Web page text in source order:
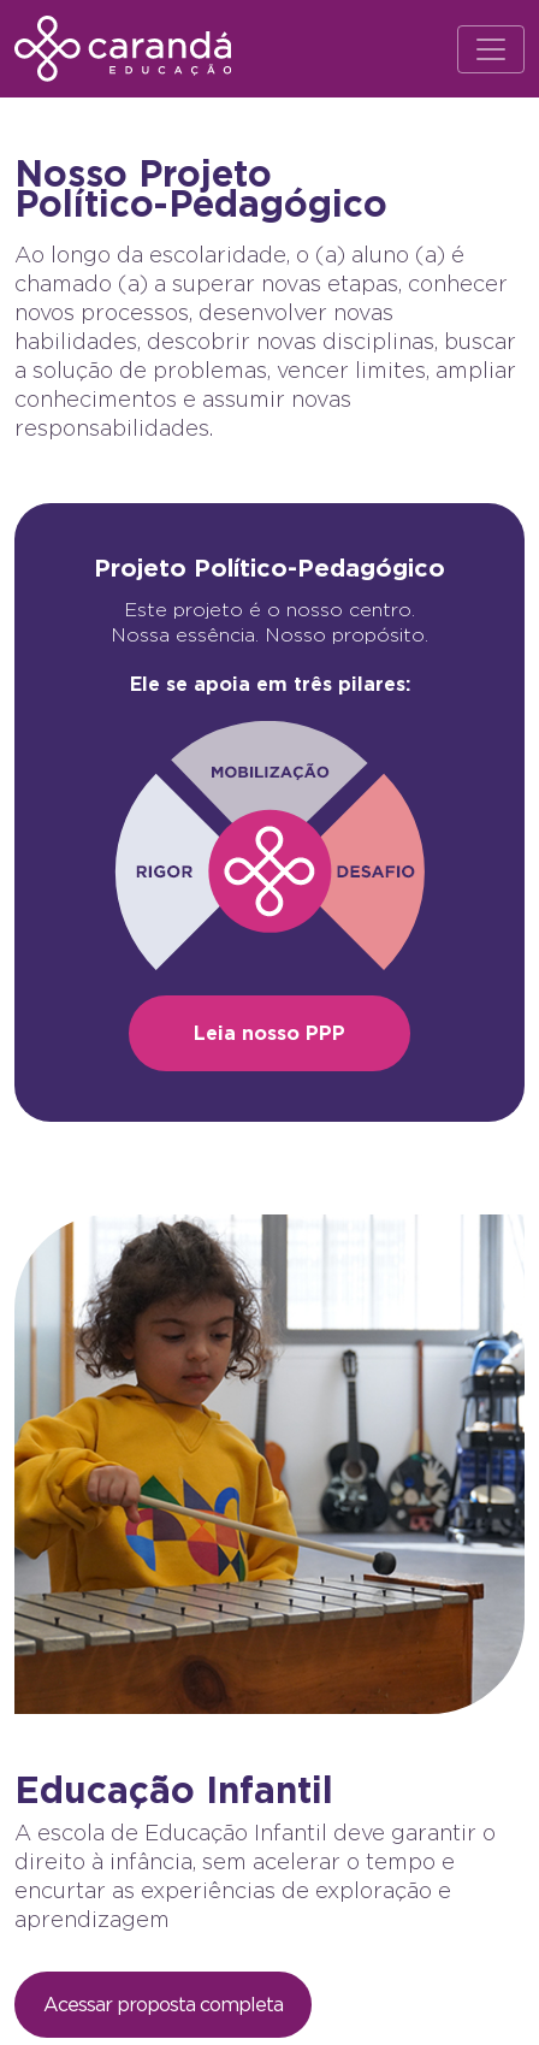
Nosso Projeto
Político-Pedagógico
Ao longo da escolaridade, o (a) aluno (a) é
chamado (a) a superar novas etapas, conhecer
novos processos, desenvolver novas
habilidades, descobrir novas disciplinas, buscar
a solução de problemas, vencer limites, ampliar
conhecimentos e assumir novas
responsabilidades.
Projeto Político-Pedagógico
Este projeto é o nosso centro.
Nossa essência. Nosso propósito.
Ele se apoia em três pilares:
Leia nosso PPP
Educação Infantil
A escola de Educação Infantil deve garantir o
direito à infância, sem acelerar o tempo e
encurtar as experiências de exploração e
aprendizagem
Acessar proposta completa